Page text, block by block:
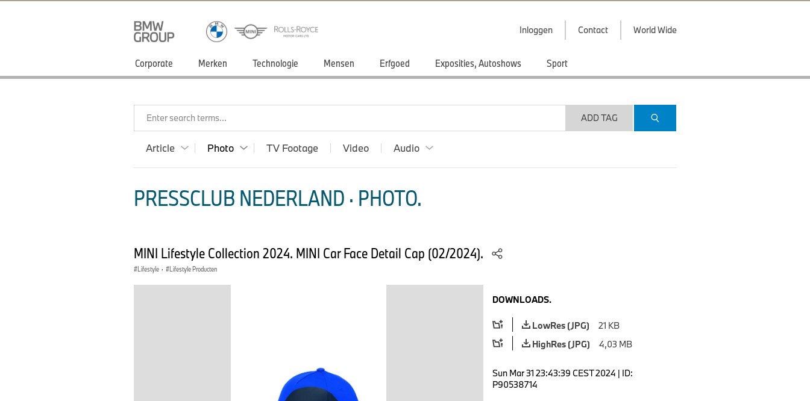
Inloggen Contact World Wide
Corporate Merken Technologie Mensen Erfgoed Exposities, Autoshows Sport
Enter search terms... ADD TAG
Article Photo TV Footage Video Audio
PRESSCLUB NEDERLAND · PHOTO.
MINI Lifestyle Collection 2024. MINI Car Face Detail Cap (02/2024).
Lifestyle · Lifestyle Producten
DOWNLOADS.
LowRes (JPG)
21 KB
HighRes (JPG)
4,03 MB
Sun Mar 31 23:43:39 CEST 2024 | ID:
P90538714